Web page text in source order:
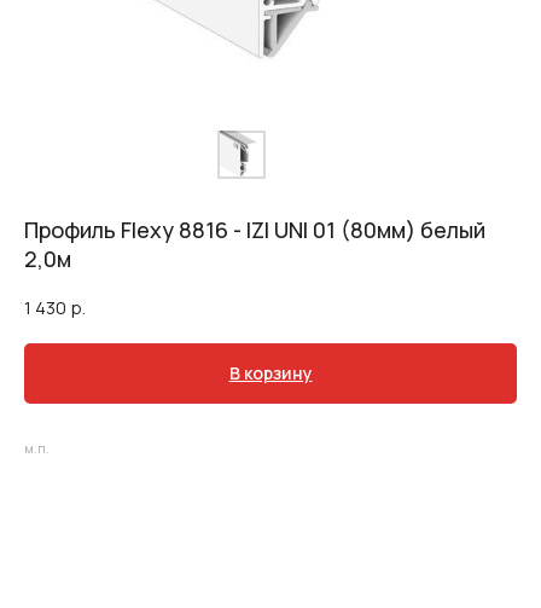
Профиль Flexy 8816 - IZI UNI 01 (80мм) белый
2,0м
1 430 р.
В корзину
м.п.